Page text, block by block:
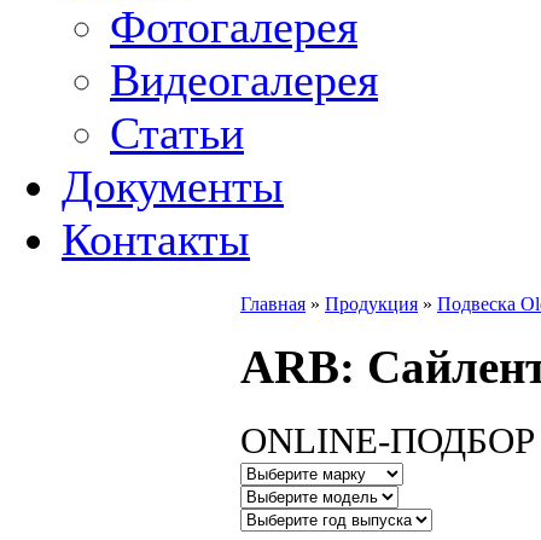
Фотогалерея
Видеогалерея
Статьи
Документы
Контакты
Главная » Продукция » Подвеска
ARB:
ONLINE-